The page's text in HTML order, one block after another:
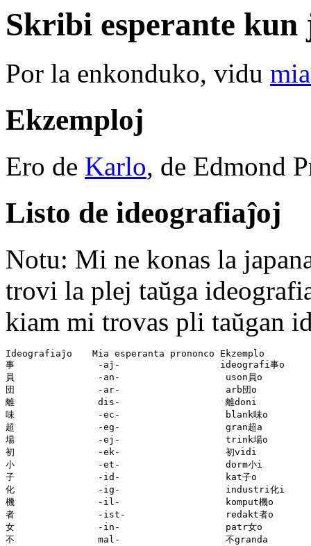
Skribi esperante
Por la enkonduko, vidu
Ekzemploj
Ero de Karlo, de Edmond
Listo de ideografiaĵoj
Notu: Mi ne konas la
trovi la plej taŭga
kiam mi trovas pli taŭgan
Ideografiaĵo  　Mia esperanta prononco Ekzemplo
事               -aĵ-                  ideografi事o
員               -an-                   uson員o
団               -ar-                   arb団o
離               dis-                   離doni
味               -ec-                   blank味o
超               -eg-                   gran超a
場               -ej-                   trink場o
初               -ek-                   初vidi
小               -et-                   dorm小i
子               -id-                   kat子o
化               -ig-                   industri化i
機               -il-                   komput機o
者               -ist-                  redakt者o
女               -in-                   patr女o
不               mal-                   不granda